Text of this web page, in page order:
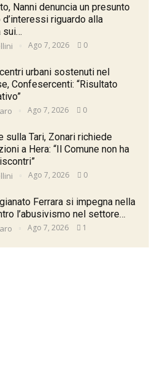
Nanni denuncia un presunto
riguardo alla
sui…
Ago 7, 2026 0
urbani sostenuti nel
Confesercenti: “Risultato
Ago 7, 2026 0
sulla Tari, Zonari richiede
a Hera: “Il Comune non ha
Ago 7, 2026 0
Ferrara si impegna nella
l’abusivismo nel settore…
Ago 7, 2026 1